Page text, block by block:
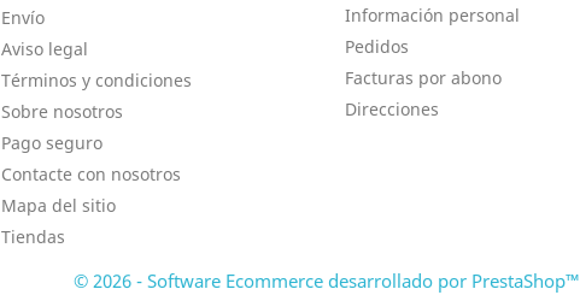
Envío
Aviso legal
Términos y condiciones
Sobre nosotros
Pago seguro
Contacte con nosotros
Mapa del sitio
Tiendas
Información personal
Pedidos
Facturas por abono
Direcciones
© 2026 - Software Ecommerce desarrollado por PrestaShop™